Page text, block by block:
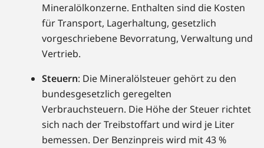
Mineralölkonzerne. Enthalten sind die Kosten
für Transport, Lagerhaltung, gesetzlich
vorgeschriebene Bevorratung, Verwaltung und
Vertrieb.
Steuern: Die Mineralölsteuer gehört zu den
bundesgesetzlich geregelten
Verbrauchsteuern. Die Höhe der Steuer richtet
sich nach der Treibstoffart und wird je Liter
bemessen. Der Benzinpreis wird mit 43 %